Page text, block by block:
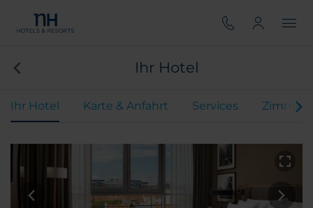
Ihr Hotel
Ihr Hotel Karte & Anfahrt Services Zimmer